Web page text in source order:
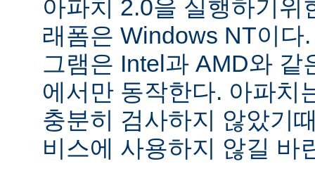
아파치 2.0을 실행하기위
래폼은 Windows NT이다
그램은 Intel과 AMD와 같
에서만 동작한다. 아파치
충분히 검사하지 않았기
비스에 사용하지 않길 바